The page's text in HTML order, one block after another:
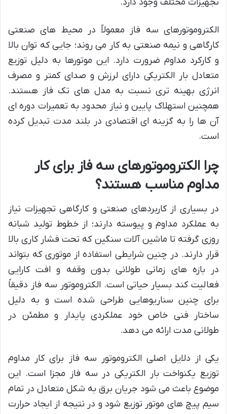
الکتروموتورهای سه فاز معمولاً در محیط های صنعتی
کارگاهی و نیمه صنعتی به کار می روند؛ جایی که توان بالا
و کارکرد مداوم ضرورت دارد. این موتورها به دلیل توزیع
متعادل بار الکتریکی دارای لرزش و صدای کمتر و مصرف
انرژی بهینه تری نسبت به مدل های تک فاز هستند.
همچنین استهلاک پایین و نیاز محدود به تعمیرات دوره ای
آن ها را به گزینه ای اقتصادی در بلند مدت تبدیل کرده
است.
چرا الکتروموتورهای سه فاز برای کار
مداوم مناسب هستند؟
در بسیاری از کاربردهای صنعتی و کارگاهی تجهیزات نیاز
به عملکرد مداوم و پیوسته دارند؛ از خطوط تولید شبانه
روزی گرفته تا ماشین آلات سنگین که تحت فشار کاری بالا
قرار دارند. در چنین شرایطی استفاده از موتوری که بتواند
در بازه های زمانی طولانی بدون وقفه و افت کارایی
فعالیت کند بسیار حیاتی است. الکتروموتور سه فاز دقیقاً
برای چنین سناریوهایی طراحی شده است و به دلیل
ساختار فنی خاص خود عملکردی پایدار و مطمئن در
طولانی مدت ارائه می دهد.
یکی از دلایل اصلی الکتروموتور سه فاز برای کار مداوم
توزیع یکنواخت بار الکتریکی در سه فاز مجزا است. این
موضوع باعث می شود جریان برق به شکل متعادل در تمام
سیم پیچ های موتور توزیع شود و در نتیجه از ایجاد حرارت